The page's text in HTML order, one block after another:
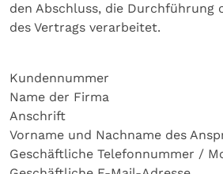
den Abschluss, die Durchführung
des Vertrags verarbeitet.
Kundennummer
Name der Firma
Anschrift
Vorname und Nachname des
Geschäftliche Telefonnummer /